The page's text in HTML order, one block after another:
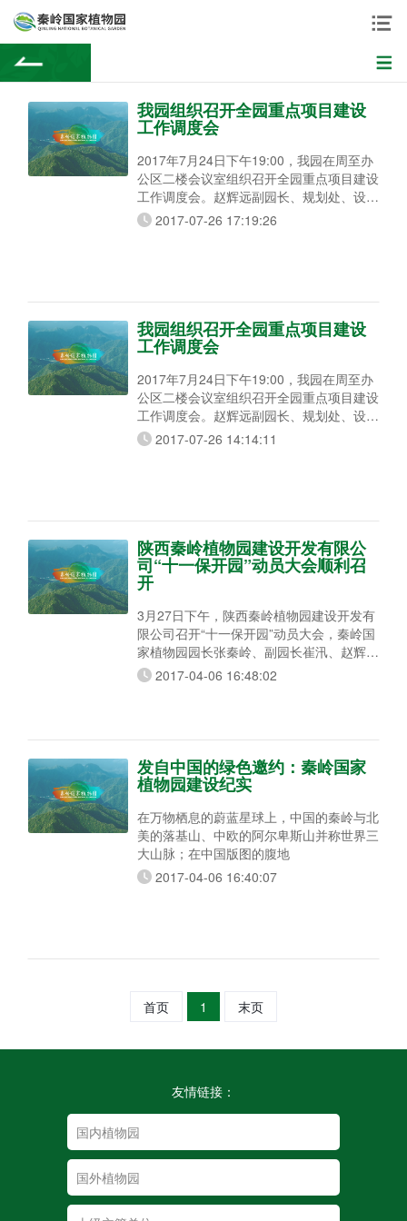
我园组织召开全园重点项目建设
工作调度会
2017年7月24日下午19:00，我园在周至办
公区二楼会议室组织召开全园重点项目建设
工作调度会。赵辉远副园长、规划处、设计
室、各项目施工单位及监理单位负责人共计
34人参加了会议。 会上，赵辉远副园长
将所有重点项目分包各个中层，责任到人。
二是要求施工单位根据建设情况定制详实具
体可
2017-07-26 17:19:26
我园组织召开全园重点项目建设
工作调度会
2017年7月24日下午19:00，我园在周至办
公区二楼会议室组织召开全园重点项目建设
工作调度会。赵辉远副园长、规划处、设计
室、各项目施工单位及监理单位负责人共计
34人参加了会议。 会上，赵辉远副园长结
所有重点项目分包各个中层，责任到人。二
是要求施工单位根据建设情况定制详实具体
可
2017-07-26 14:14:11
陕西秦岭植物园建设开发有限公
司“十一保开园”动员大会顺利召
开
3月27日下午，陕西秦岭植物园建设开发有
限公司召开“十一保开园”动员大会，秦岭国
家植物园园长张秦岭、副园长崔汛、赵辉远
应邀参加会议，建设公司各部门负责人，周
至办公区部分干部职工30余人出席会议。
“撸起袖子加油干、全力以赴保开园”，并就
公司发展和今年工作任务提出明确要求。一
是要有紧迫感，要有“坐不住、等不起、慢
不得”的
2017-04-06 16:48:02
发自中国的绿色邀约：秦岭国家
植物园建设纪实
在万物栖息的蔚蓝星球上，中国的秦岭与北
美的落基山、中欧的阿尔卑斯山并称世界三
大山脉；在中国版图的腹地
2017-04-06 16:40:07
首页 1 末页
友情链接：